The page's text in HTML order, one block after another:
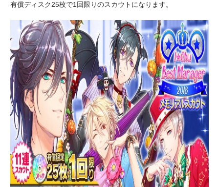
ギャラリー
有償ディスク25枚で1回限りのスカウトになります。